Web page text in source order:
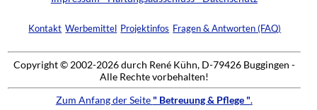
Kontakt Werbemittel Projektinfos Fragen & Antworten (FAQ)
Copyright © 2002-2026 durch René Kühn, D-79426 Buggingen -
Alle Rechte vorbehalten!
Zum Anfang der Seite " Betreuung & Pflege ".